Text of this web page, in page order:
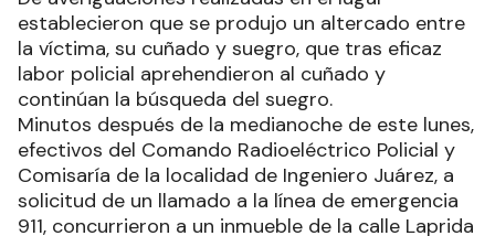
establecieron que se produjo un altercado entre
la víctima, su cuñado y suegro, que tras eficaz
labor policial aprehendieron al cuñado y
continúan la búsqueda del suegro.
Minutos después de la medianoche de este lunes,
efectivos del Comando Radioeléctrico Policial y
Comisaría de la localidad de Ingeniero Juárez, a
solicitud de un llamado a la línea de emergencia
911, concurrieron a un inmueble de la calle Laprida